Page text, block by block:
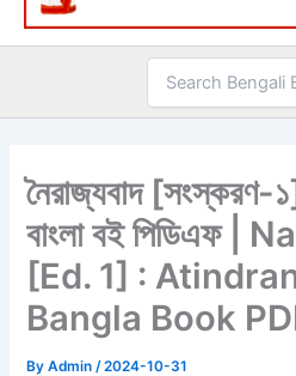
Search
for:
নৈরাজ্যবাদ [সংস্করণ-
বাংলা বই পিডিএফ |
[Ed. 1] :
Bangla Book
ByAdmin/2024-10-31